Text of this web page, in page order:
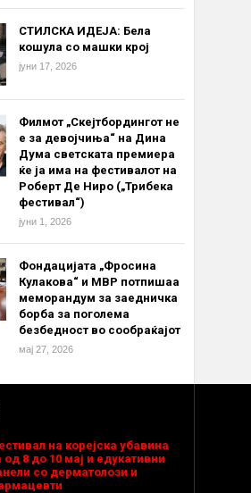
СТИЛСКА ИДЕЈА: Бела
кошула со машки крој
јуни 17, 2026
Филмот „Скејтбордингот не
е за девојчиња“ на Дина
Дума светската премиера
ќе ја има на фестивалот на
Роберт Де Ниро („Трибека
фестивал“)
јуни 1, 2026
Фондацијата „Фросина
Кулакова“ и МВР потпишаа
меморандум за заедничка
борба за поголема
безбедност во сообраќајот
мај 27, 2026
на корејска убавина
од 8 до 10 мај и едукативни
со дерматолози и